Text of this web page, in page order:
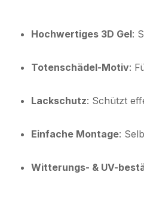
Hochwertiges 3D Gel:
Totenschädel-Motiv:
Lackschutz: Schützt
Einfache Montage:
Witterungs- & UV-